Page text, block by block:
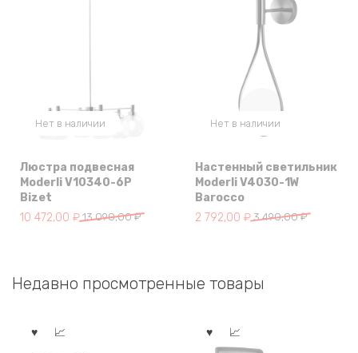
Нет в наличии
Люстра подвесная
Moderli V10340-6P
Bizet
13 090,00₽
Первоначальная
090,00 ₽.
10 472,00 ₽
Текущая
Нет в наличии
Настенный светильник
Moderli V4030-1W
Barocco
3 490,00₽
Первоначальная
490,00 ₽.
2 792,00 ₽
Текущая
Недавно просмотренные товары